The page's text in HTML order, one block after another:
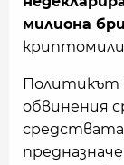
милиона
Политикът
обвинения
средствата